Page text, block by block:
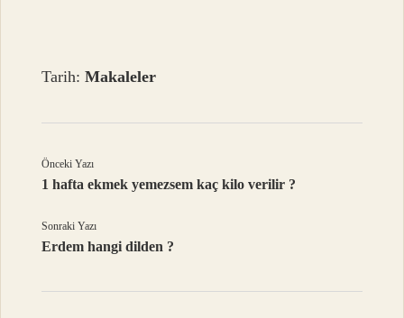
Tarih:Makaleler
Önceki Yazı
1 hafta ekmek yemezsem kaç kilo verilir ?
Sonraki Yazı
Erdem hangi dilden ?